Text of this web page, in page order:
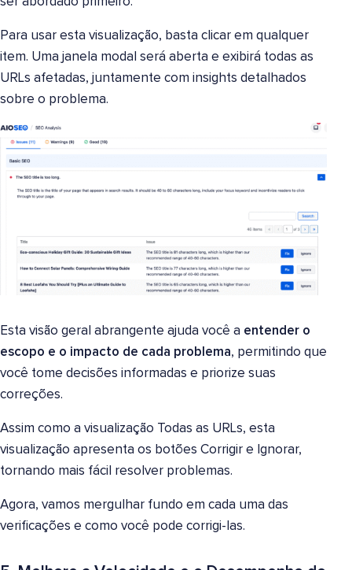
Para usar esta visualização, basta clicar em qualquer
item. Uma janela modal será aberta e exibirá todas as
URLs afetadas, juntamente com insights detalhados
sobre o problema.
Esta visão geral abrangente ajuda você a entender o
escopo e o impacto de cada problema, permitindo que
você tome decisões informadas e priorize suas
correções.
Assim como a visualização Todas as URLs, esta
visualização apresenta os botões Corrigir e Ignorar,
tornando mais fácil resolver problemas.
Agora, vamos mergulhar fundo em cada uma das
verificações e como você pode corrigi-las.